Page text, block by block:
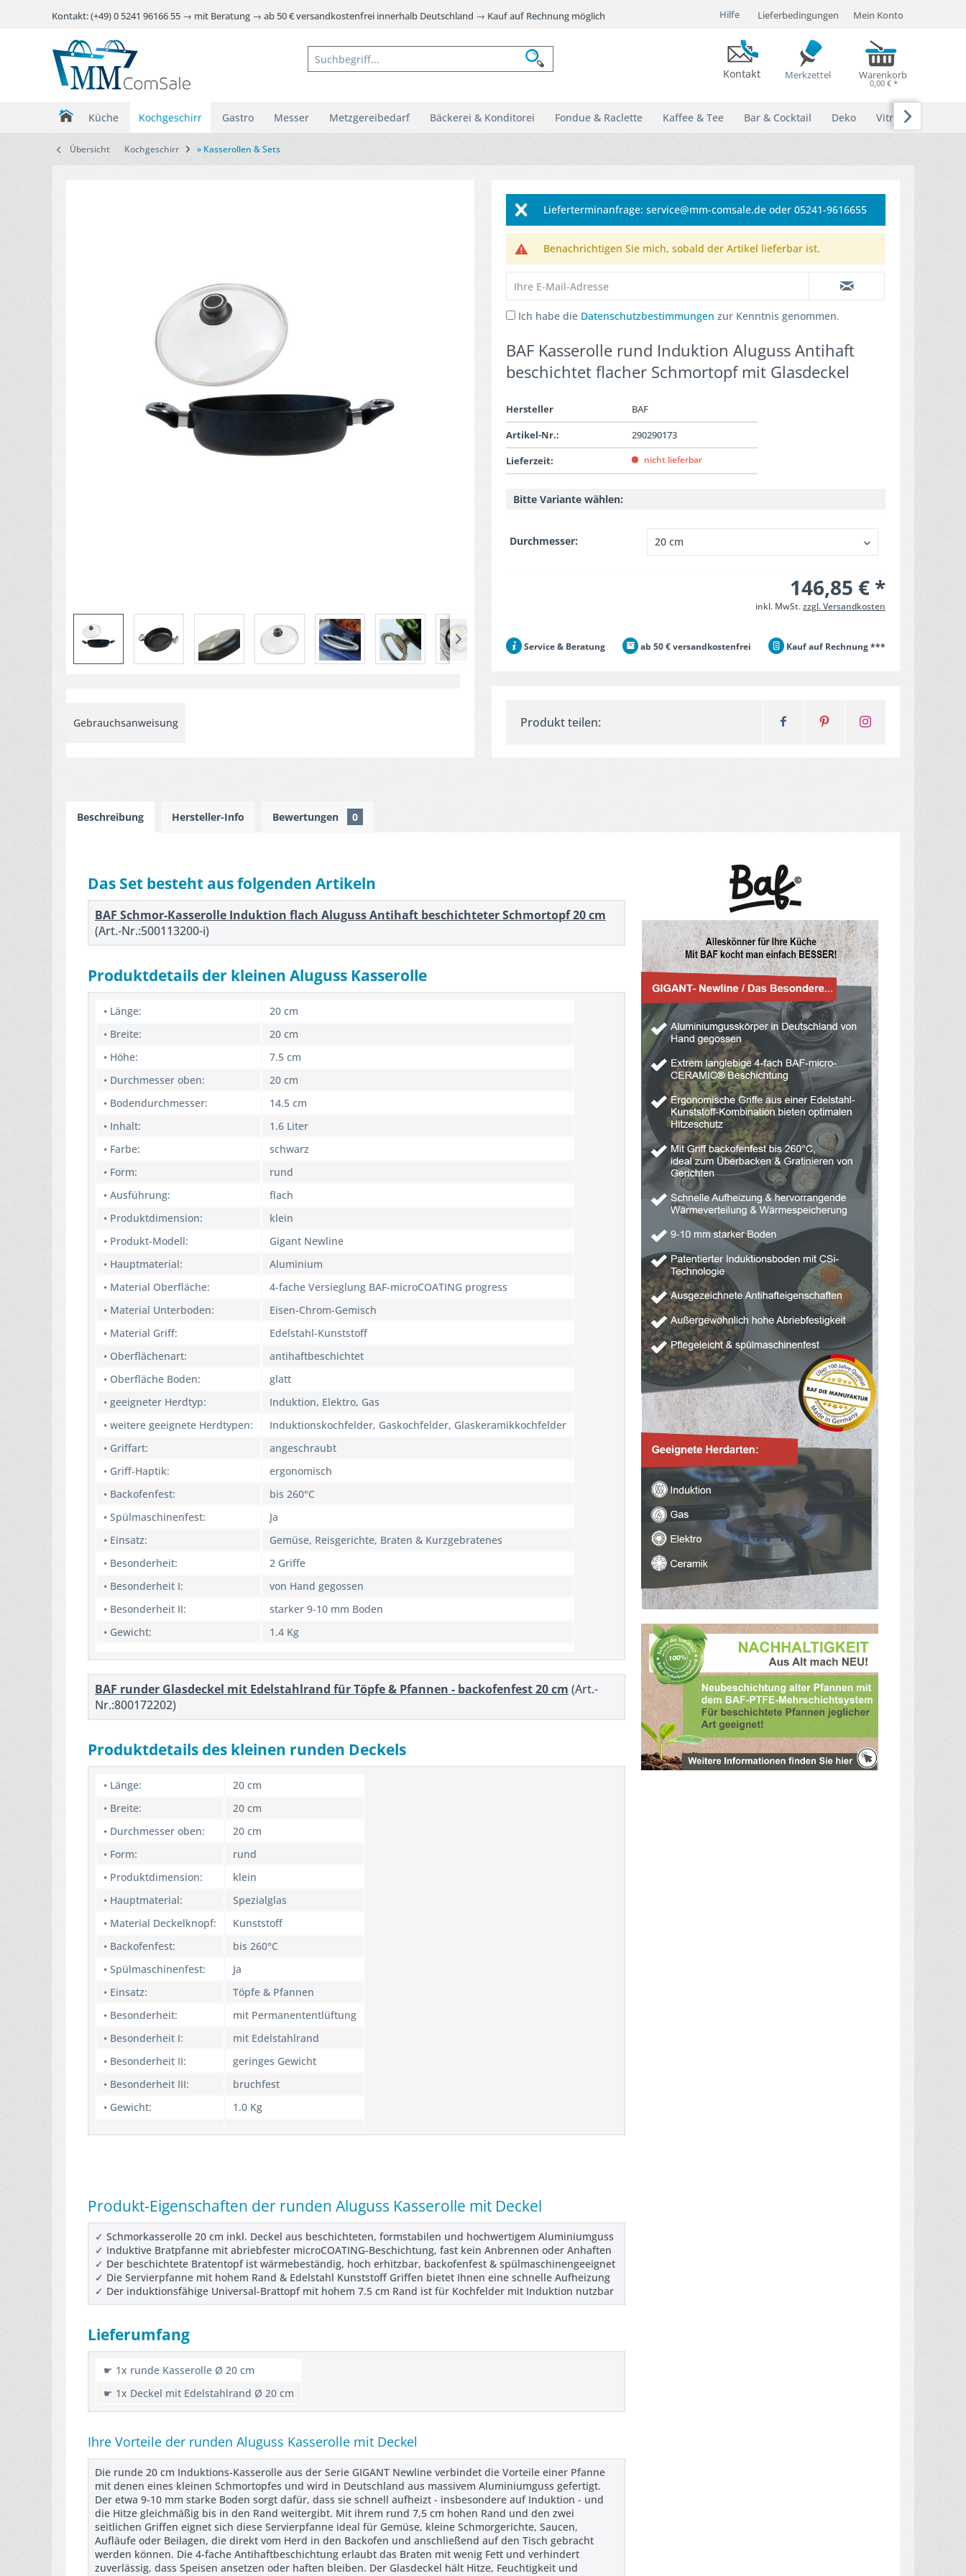
Hilfe Lieferbedingungen
Kontakt: (+49) 0 5241 96166 55 → mit Beratung → ab 50 € versandkostenfrei innerhalb Deutschland → Kauf auf Rechnung möglich
Kontakt Merkzettel
Mein Konto
Warenkorb
0,00 € *
Küche Kochgeschirr Gastro Messer Metzgereibedarf Bäckerei & Konditorei Fondue & Raclette Kaffee & Tee Bar & Cocktail Deko Vitrinen

Übersicht Kochgeschirr » Kasserollen & Sets
Gebrauchsanweisung
Lieferterminanfrage: service@mm-comsale.de oder 05241-9616655
Benachrichtigen Sie mich, sobald der Artikel lieferbar ist.
Ich habe die Datenschutzbestimmungen zur Kenntnis genommen.
BAF Kasserolle rund Induktion Aluguss Antihaft
beschichtet flacher Schmortopf mit Glasdeckel
Hersteller
BAF
Artikel-Nr.:
290290173
Lieferzeit:
nicht lieferbar
Bitte Variante wählen:
Durchmesser:
146,85 € *
inkl. MwSt.zzgl. Versandkosten
Service & Beratung ab 50 € versandkostenfrei Kauf auf Rechnung ***
Produkt teilen:
Beschreibung Hersteller-Info Bewertungen 0
Das Set besteht aus folgenden Artikeln
BAF Schmor-Kasserolle Induktion flach Aluguss Antihaft beschichteter Schmortopf 20 cm
(Art.-Nr.:500113200-i)
Produktdetails der kleinen Aluguss Kasserolle
• Länge:
20 cm
• Breite:
20 cm
• Höhe:
7.5 cm
• Durchmesser oben:
20 cm
• Bodendurchmesser:
14.5 cm
• Inhalt:
1.6 Liter
• Farbe:
schwarz
• Form:
rund
• Ausführung:
flach
• Produktdimension:
klein
• Produkt-Modell:
Gigant Newline
• Hauptmaterial:
Aluminium
• Material Oberfläche:
4-fache Versieglung BAF-microCOATING progress
• Material Unterboden:
Eisen-Chrom-Gemisch
• Material Griff:
Edelstahl-Kunststoff
• Oberflächenart:
antihaftbeschichtet
• Oberfläche Boden:
glatt
• geeigneter Herdtyp:
Induktion, Elektro, Gas
• weitere geeignete Herdtypen:
Induktionskochfelder, Gaskochfelder, Glaskeramikkochfelder
• Griffart:
angeschraubt
• Griff-Haptik:
ergonomisch
• Backofenfest:
bis 260°C
• Spülmaschinenfest:
Ja
• Einsatz:
Gemüse, Reisgerichte, Braten & Kurzgebratenes
• Besonderheit:
2 Griffe
• Besonderheit I:
von Hand gegossen
• Besonderheit II:
starker 9-10 mm Boden
• Gewicht:
1.4 Kg
BAF runder Glasdeckel mit Edelstahlrand für Töpfe & Pfannen - backofenfest 20 cm (Art.-
Nr.:800172202)
Produktdetails des kleinen runden Deckels
• Länge:
20 cm
• Breite:
20 cm
• Durchmesser oben:
20 cm
• Form:
rund
• Produktdimension:
klein
• Hauptmaterial:
Spezialglas
• Material Deckelknopf:
Kunststoff
• Backofenfest:
bis 260°C
• Spülmaschinenfest:
Ja
• Einsatz:
Töpfe & Pfannen
• Besonderheit:
mit Permanententlüftung
• Besonderheit I:
mit Edelstahlrand
• Besonderheit II:
geringes Gewicht
• Besonderheit III:
bruchfest
• Gewicht:
1.0 Kg
Produkt-Eigenschaften der runden Aluguss Kasserolle mit Deckel
✓ Schmorkasserolle 20 cm inkl. Deckel aus beschichteten, formstabilen und hochwertigem Aluminiumguss
✓ Induktive Bratpfanne mit abriebfester microCOATING-Beschichtung, fast kein Anbrennen oder Anhaften
✓ Der beschichtete Bratentopf ist wärmebeständig, hoch erhitzbar, backofenfest & spülmaschinengeeignet
✓ Die Servierpfanne mit hohem Rand & Edelstahl Kunststoff Griffen bietet Ihnen eine schnelle Aufheizung
✓ Der induktionsfähige Universal-Brattopf mit hohem 7.5 cm Rand ist für Kochfelder mit Induktion nutzbar
Lieferumfang
☛ 1x runde Kasserolle Ø 20 cm
☛ 1x Deckel mit Edelstahlrand Ø 20 cm
Ihre Vorteile der runden Aluguss Kasserolle mit Deckel
Die runde 20 cm Induktions-Kasserolle aus der Serie GIGANT Newline verbindet die Vorteile einer Pfanne
mit denen eines kleinen Schmortopfes und wird in Deutschland aus massivem Aluminiumguss gefertigt.
Der etwa 9-10 mm starke Boden sorgt dafür, dass sie schnell aufheizt - insbesondere auf Induktion - und
die Hitze gleichmäßig bis in den Rand weitergibt. Mit ihrem rund 7,5 cm hohen Rand und den zwei
seitlichen Griffen eignet sich diese Servierpfanne ideal für Gemüse, kleine Schmorgerichte, Saucen,
Aufläufe oder Beilagen, die direkt vom Herd in den Backofen und anschließend auf den Tisch gebracht
werden können. Die 4-fache Antihaftbeschichtung erlaubt das Braten mit wenig Fett und verhindert
zuverlässig, dass Speisen ansetzen oder haften bleiben. Der Glasdeckel hält Hitze, Feuchtigkeit und